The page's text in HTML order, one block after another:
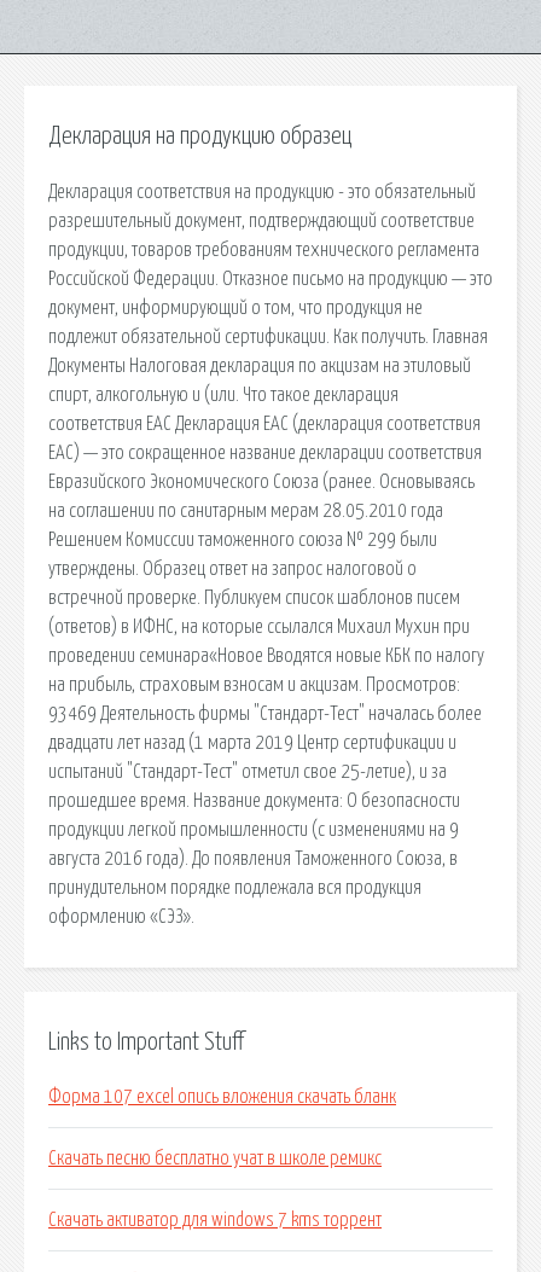
Декларация на продукцию образец
Декларация соответствия на продукцию - это обязательный
разрешительный документ, подтверждающий соответствие
продукции, товаров требованиям технического регламента
Российской Федерации. Отказное письмо на продукцию — это
документ, информирующий о том, что продукция не
подлежит обязательной сертификации. Как получить. Главная
Документы Налоговая декларация по акцизам на этиловый
спирт, алкогольную и (или. Что такое декларация
соответствия ЕАС Декларация ЕАС (декларация соответствия
ЕАС) — это сокращенное название декларации соответствия
Евразийского Экономического Союза (ранее. Основываясь
на соглашении по санитарным мерам 28.05.2010 года
Решением Комиссии таможенного союза № 299 были
утверждены. Образец ответ на запрос налоговой о
встречной проверке. Публикуем список шаблонов писем
(ответов) в ИФНС, на которые ссылался Михаил Мухин при
проведении семинара«Новое Вводятся новые КБК по налогу
на прибыль, страховым взносам и акцизам. Просмотров:
93469 Деятельность фирмы "Стандарт-Тест" началась более
двадцати лет назад (1 марта 2019 Центр сертификации и
испытаний "Стандарт-Тест" отметил свое 25-летие), и за
прошедшее время. Название документа: О безопасности
продукции легкой промышленности (с изменениями на 9
августа 2016 года). До появления Таможенного Союза, в
принудительном порядке подлежала вся продукция
оформлению «СЭЗ».
Links to Important Stuff
Форма 107 excel опись вложения скачать бланк
Скачать песню бесплатно учат в школе ремикс
Скачать активатор для windows 7 kms торрент